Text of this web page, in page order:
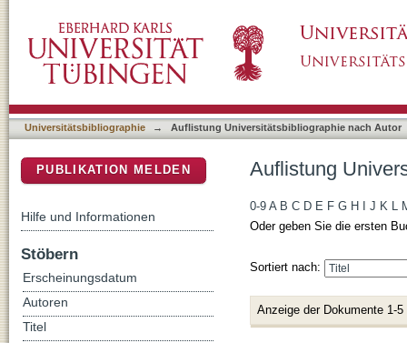
Universitätsbibliographie → Auflistung Universitätsbibliographie nach Autor
Auflistung
0-9 A B C D E F G H J K L
Oder geben Sie die ersten
Sortiert nach:
Anzeige der Dokumente 1-5
PUBLIKATION MELDEN
Hilfe und Informationen
Stöbern
Erscheinungsdatum
Autoren
Titel